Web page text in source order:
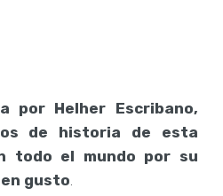
por Helher Escribano,
de historia de esta
todo el mundo por su
gusto